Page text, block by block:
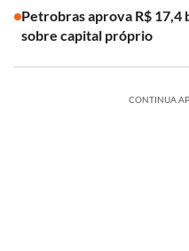
Petrobras aprova R$ 17,4
sobre capital próprio
CONTINUA